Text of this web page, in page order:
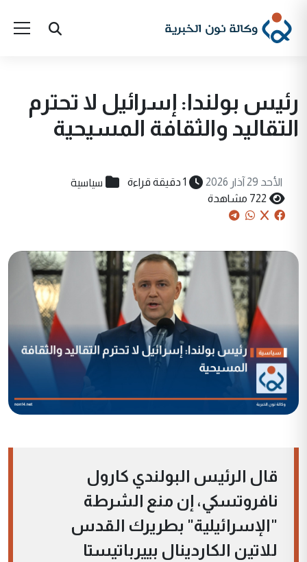
رئيس بولندا: إسرائيل لا تحترم
التقاليد والثقافة المسيحية
الأحد 29 آذار 2026 1 دقيقة قراءة سياسية
722 مشاهدة
قال الرئيس البولندي كارول
نافروتسكي، إن منع الشرطة
"الإسرائيلية" بطريرك القدس
للاتين الكاردينال بييرباتيستا